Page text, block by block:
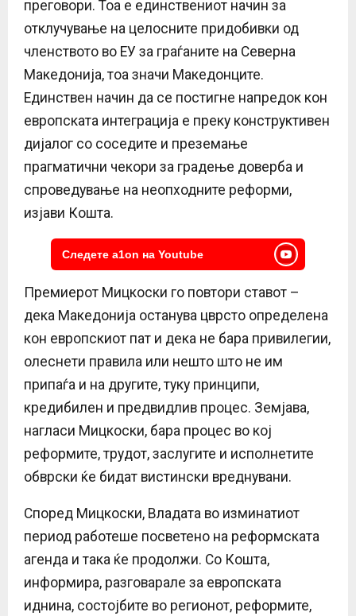
преговори. Тоа е единствениот начин за
отклучување на целосните придобивки од
членството во ЕУ за граѓаните на Северна
Македонија, тоа значи Македонците.
Единствен начин да се постигне напредок кон
европската интеграција е преку конструктивен
дијалог со соседите и преземање
прагматични чекори за градење доверба и
спроведување на неопходните реформи,
изјави Кошта.
Следете a1on на Youtube
Премиерот Мицкоски го повтори ставот –
дека Македонија останува цврсто определена
кон европскиот пат и дека не бара привилегии,
олеснети правила или нешто што не им
припаѓа и на другите, туку принципи,
кредибилен и предвидлив процес. Земјава,
нагласи Мицкоски, бара процес во кој
реформите, трудот, заслугите и исполнетите
обврски ќе бидат вистински вреднувани.
Според Мицкоски, Владата во изминатиот
период работеше посветено на реформската
агенда и така ќе продолжи. Со Кошта,
информира, разговарале за европската
иднина, состојбите во регионот, реформите,